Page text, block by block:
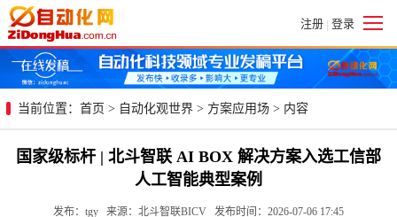
注册 | 登录
当前位置： 首页 > 自动化观世界 > 方案应用场 > 内容
国家级标杆 | 北斗智联 AI BOX 解决方案入选工信部
人工智能典型案例
发布：tgy 来源：北斗智联BICV 发布时间：2026-07-06 17:45